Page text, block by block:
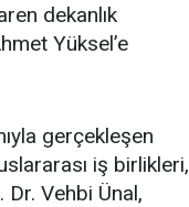
dekanlık
Yüksel’e
gerçekleşen
iş birlikleri,
Dr. Vehbi Ünal,